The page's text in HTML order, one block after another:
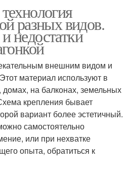
разных видов.
недостатки
внешним видом и
материал используют в
домах, на балконах, земельных
крепления бывает
вариант более эстетичный.
самостоятельно
или при нехватке
опыта, обратиться к